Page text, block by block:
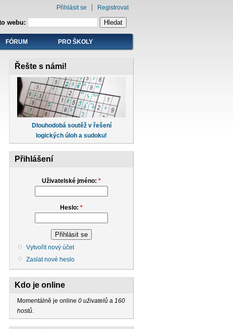
webu:
Přihlásit se Registrovat
FÓRUM PRO ŠKOLY
Řešte s námi!
Dlouhodobá soutěž v řešení
logických úloh a sudoku!
Přihlášení
Uživatelské jméno: *
Heslo: *
Vytvořit nový účet
Zaslat nové heslo
Kdo je online
Momentálně je online 0 uživatelů a 160
hostů.